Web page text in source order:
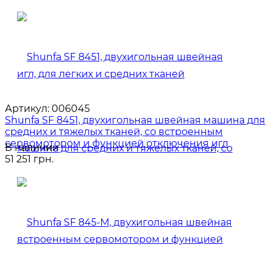
Артикул: 006045
Shunfa SF 8451, двухигольная швейная машина для
средних и тяжелых тканей, со встроенным
сервомотором и функцией отключения игл
В наличии
51 251 грн.